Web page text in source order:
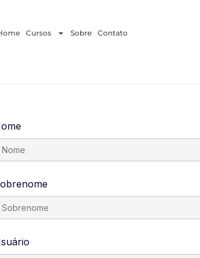
Cursos Sobre Contato